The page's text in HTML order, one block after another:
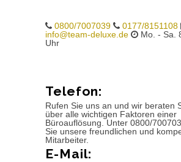
0800/7007039
0177/8151108
info@team-deluxe.de
Mo. - Sa.
Uhr
Telefon:
Rufen Sie uns an und wir beraten
über alle wichtigen Faktoren einer
Büroauflösung. Unter 0800/
Sie unsere freundlichen und
Mitarbeiter.
E-Mail: